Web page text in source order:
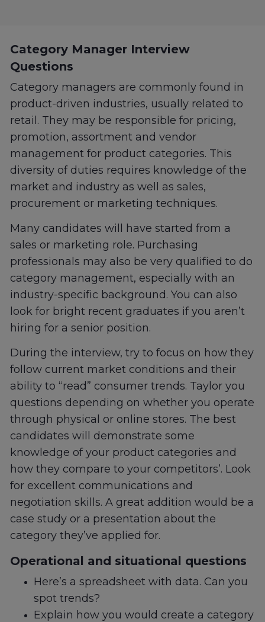
Category Manager Interview
Questions
Category managers are commonly found in
product-driven industries, usually related to
retail. They may be responsible for pricing,
promotion, assortment and vendor
management for product categories. This
diversity of duties requires knowledge of the
market and industry as well as sales,
procurement or marketing techniques.
Many candidates will have started from a
sales or marketing role. Purchasing
professionals may also be very qualified to do
category management, especially with an
industry-specific background. You can also
look for bright recent graduates if you aren’t
hiring for a senior position.
During the interview, try to focus on how they
follow current market conditions and their
ability to “read” consumer trends. Taylor you
questions depending on whether you operate
through physical or online stores. The best
candidates will demonstrate some
knowledge of your product categories and
how they compare to your competitors’. Look
for excellent communications and
negotiation skills. A great addition would be a
case study or a presentation about the
category they’ve applied for.
Operational and situational questions
Here’s a spreadsheet with data. Can you
spot trends?
Explain how you would create a category